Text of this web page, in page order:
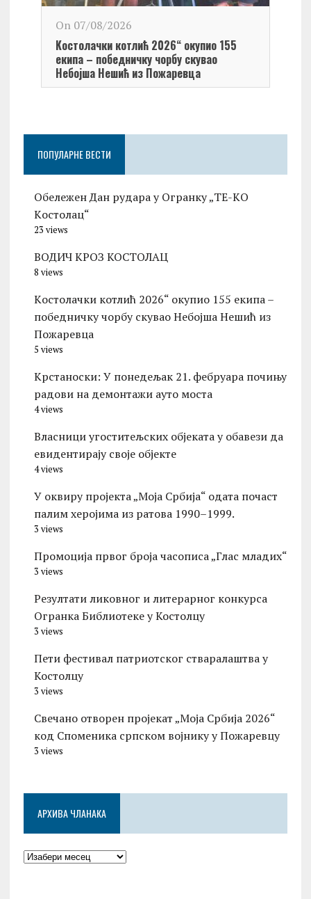
On 07/08/2026
Kостолачки котлић 2026“ окупио 155
екипа – победничку чорбу скувао
Небојша Нешић из Пожаревца
ПОПУЛАРНЕ ВЕСТИ
Обележен Дан рудара у Огранку „ТЕ-KО
Kостолац“
23 views
ВОДИЧ КРОЗ КОСТОЛАЦ
8 views
Kостолачки котлић 2026“ окупио 155 екипа –
победничку чорбу скувао Небојша Нешић из
Пожаревца
5 views
Kрстаноски: У понедељак 21. фебруара почињу
радови на демонтажи ауто моста
4 views
Власници угоститељских објеката у обавези да
евидентирају своје објекте
4 views
У оквиру пројекта „Моја Србија“ одата почаст
палим херојима из ратова 1990–1999.
3 views
Промоција првог броја часописа „Глас младих“
3 views
Резултати ликовног и литерарног конкурса
Огранка Библиотеке у Костолцу
3 views
Пети фестивал патриотског стваралаштва у
Костолцу
3 views
Свечано отворен пројекат „Моја Србија 2026“
код Споменика српском војнику у Пожаревцу
3 views
АРХИВА ЧЛАНАКА